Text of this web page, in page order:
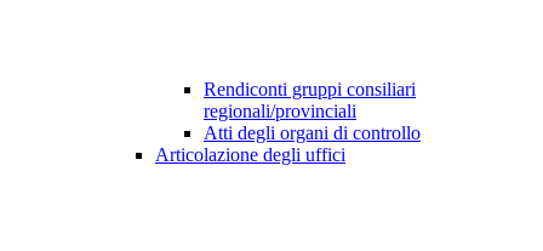
Rendiconti gruppi consiliari
regionali/provinciali
Atti degli organi di controllo
Articolazione degli uffici